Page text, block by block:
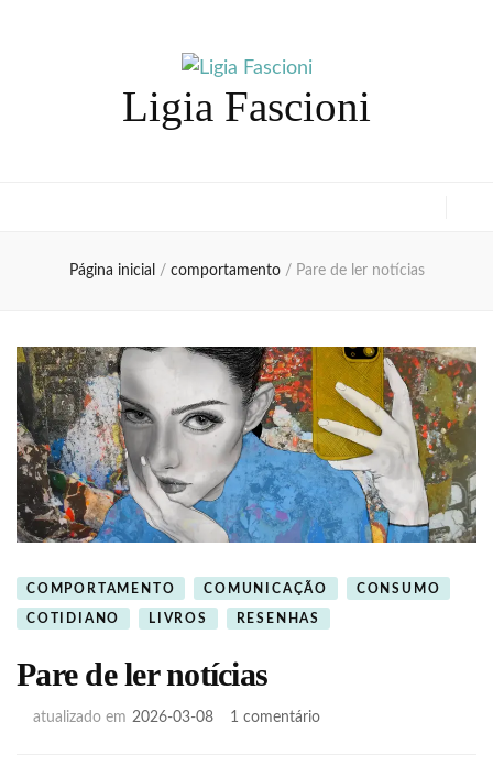
Ligia Fascioni
Página inicial / comportamento / Pare de ler notícias
COMPORTAMENTO COMUNICAÇÃO CONSUMO
COTIDIANO LIVROS RESENHAS
Pare de ler notícias
atualizado em 2026-03-08 1 comentárioem